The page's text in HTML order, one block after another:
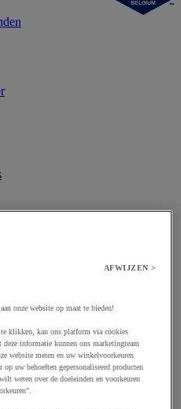
BELGIUM
AFWIJZEN >
onze website op maat te bieden!
klikken, kan ons platform via cookies
informatie kunnen ons marketingteam
website meten en uw winkelvoorkeuren
uw behoeften gepersonaliseerd producten
weten over de doeleinden en voorkeuren